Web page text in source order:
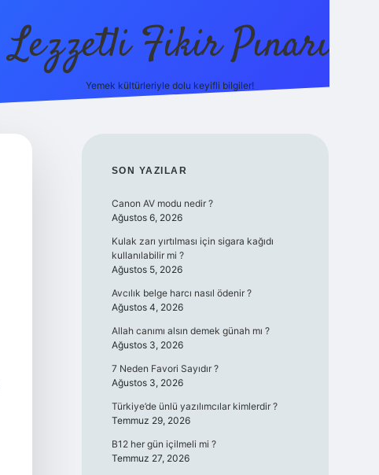
Lezzetli Fikir Pınarı
Yemek kültürleriyle dolu keyifli bilgiler!
SIDEBAR
SON YAZILAR
Canon AV modu nedir ?
Ağustos 6, 2026
Kulak zarı yırtılması için sigara kağıdı
kullanılabilir mi ?
Ağustos 5, 2026
Avcılık belge harcı nasıl ödenir ?
Ağustos 4, 2026
Allah canımı alsın demek günah mı ?
Ağustos 3, 2026
7 Neden Favori Sayıdır ?
Ağustos 3, 2026
Türkiye’de ünlü yazılımcılar kimlerdir ?
Temmuz 29, 2026
B12 her gün içilmeli mi ?
Temmuz 27, 2026